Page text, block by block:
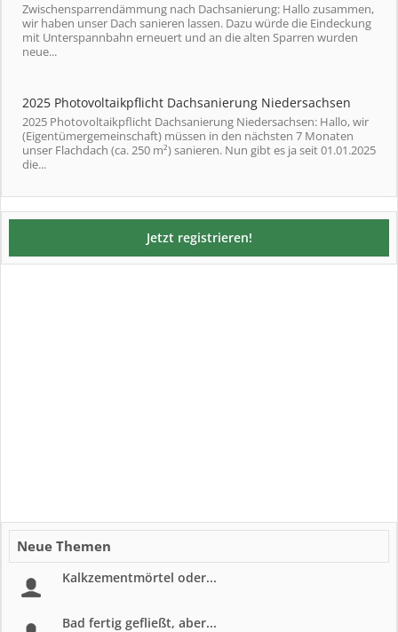
Zwischensparrendämmung nach Dachsanierung: Hallo zusammen,
wir haben unser Dach sanieren lassen. Dazu würde die Eindeckung
mit Unterspannbahn erneuert und an die alten Sparren wurden
neue...
2025 Photovoltaikpflicht Dachsanierung Niedersachsen
2025 Photovoltaikpflicht Dachsanierung Niedersachsen: Hallo, wir
(Eigentümergemeinschaft) müssen in den nächsten 7 Monaten
unser Flachdach (ca. 250 m²) sanieren. Nun gibt es ja seit 01.01.2025
die...
Jetzt registrieren!
Neue Themen
Kalkzementmörtel oder...
Bad fertig gefließt, aber...